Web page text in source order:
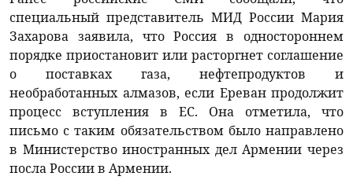
специальный представитель МИД России Мария
Захарова заявила, что Россия в одностороннем
порядке приостановит или расторгнет соглашение
о поставках газа, нефтепродуктов и
необработанных алмазов, если Ереван продолжит
процесс вступления в ЕС. Она отметила, что
письмо с таким обязательством было направлено
в Министерство иностранных дел Армении через
посла России в Армении.